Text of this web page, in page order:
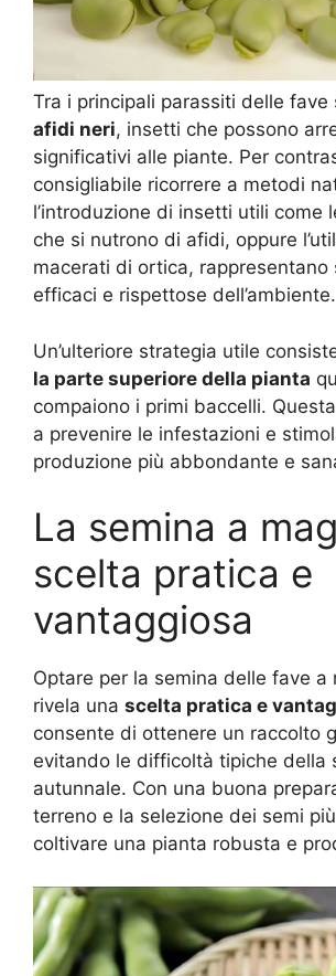
Tra i principali parassiti delle fave
afidi neri, insetti che possono
significativi alle piante. Per
consigliabile ricorrere a metodi
l’introduzione di insetti utili come
che si nutrono di afidi, oppure
macerati di ortica, rappresentano
efficaci e rispettose dell’ambiente.
Un’ulteriore strategia utile
la parte superiore della pianta
compaiono i primi baccelli.
a prevenire le infestazioni e
produzione più abbondante e
La semina a
scelta pratica e
vantaggiosa
Optare per la semina delle fave a
rivela una scelta pratica e
consente di ottenere un raccolto
evitando le difficoltà tipiche della
autunnale. Con una buona
terreno e la selezione dei semi
coltivare una pianta robusta e